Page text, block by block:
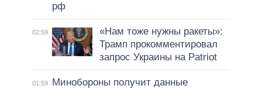
рф
02:59
«Нам тоже нужны ракеты»:
Трамп прокомментировал
запрос Украины на Patriot
01:59
Минобороны получит данные